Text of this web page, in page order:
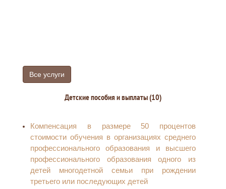
Все услуги
Детские пособия и выплаты (10)
Компенсация в размере 50 процентов
стоимости обучения в организациях среднего
профессионального образования и высшего
профессионального образования одного из
детей многодетной семьи при рождении
третьего или последующих детей